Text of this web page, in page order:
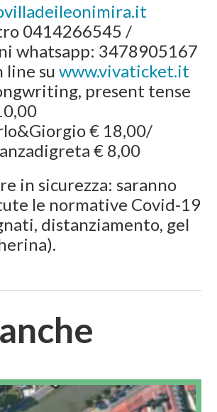
0414266545 /
whatsapp: 3478905167
line suwww.vivaticket.it
present tense
€ 18,00/
€ 8,00
in sicurezza: saranno
le normative Covid-19
distanziamento, gel